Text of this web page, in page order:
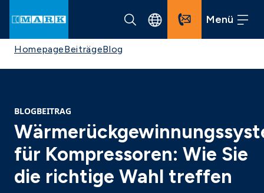
Menü
HomepageBeiträgeBlog
BLOGBEITRAG
für Kompressoren: Wie Sie
die richtige Wahl treffen